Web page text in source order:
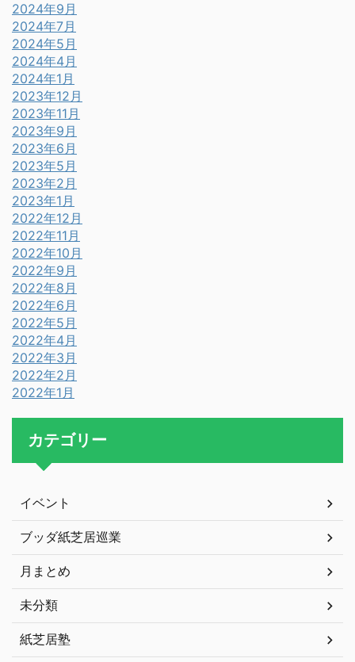
2024年9月
2024年7月
2024年5月
2024年4月
2024年1月
2023年12月
2023年11月
2023年9月
2023年6月
2023年5月
2023年2月
2023年1月
2022年12月
2022年11月
2022年10月
2022年9月
2022年8月
2022年6月
2022年5月
2022年4月
2022年3月
2022年2月
2022年1月
カテゴリー
イベント
ブッダ紙芝居巡業
月まとめ
未分類
紙芝居塾